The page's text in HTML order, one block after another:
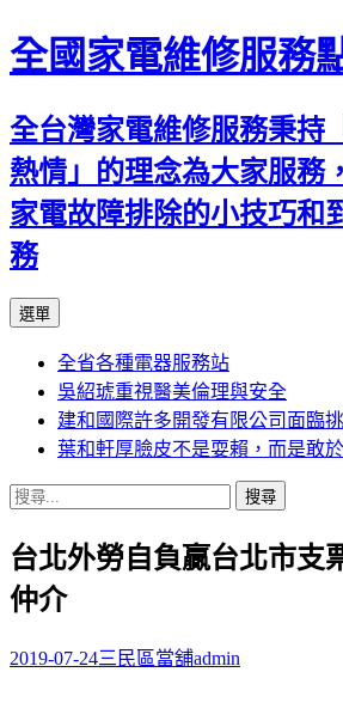
全國家電維修服務
全台灣家電維修服務秉持
熱情」的理念為大家服務
家電故障排除的小技巧和
務
選單
主
要
內
容
全省各種電器服務站
吳紹琥重視醫美倫理與安全
建和國際許多開發有限公司面臨
葉和軒厚臉皮不是耍賴，而是敢
搜
關
鍵
字:
台北外勞自負贏台北市支
仲介
2019-07-24三民區當舖admin